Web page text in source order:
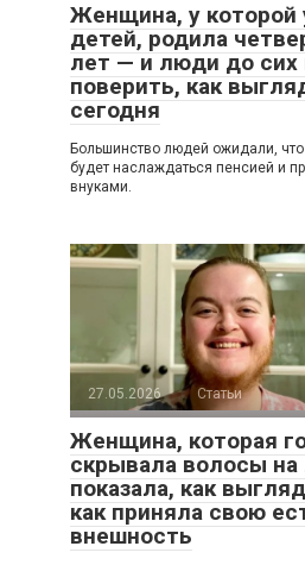
Женщина, у которой
детей, родила
лет — и люди до сих
поверить, как
сегодня
Большинство людей ожидали, что
будет наслаждаться пенсией и
внуками.
27.05.2026 Статьи
Женщина, которая
скрывала волосы на
показала, как
как приняла свою
внешность